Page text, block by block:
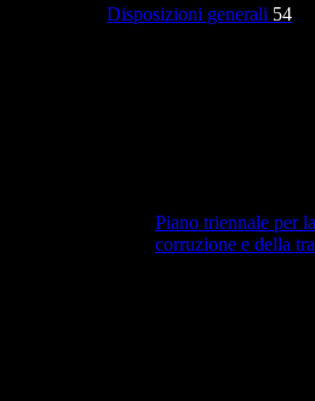
Disposizioni generali 54
Piano triennale per
corruzione e della